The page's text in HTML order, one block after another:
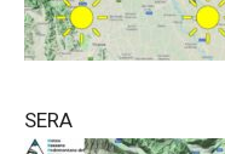
SERA